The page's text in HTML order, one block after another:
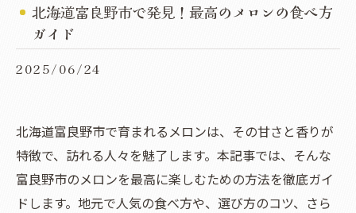
北海道富良野市で発見！最高のメロンの食べ方
ガイド
2025/06/24
北海道富良野市で育まれるメロンは、その甘さと香りが
特徴で、訪れる人々を魅了します。本記事では、そんな
富良野市のメロンを最高に楽しむための方法を徹底ガイ
ドします。地元で人気の食べ方や、選び方のコツ、さら